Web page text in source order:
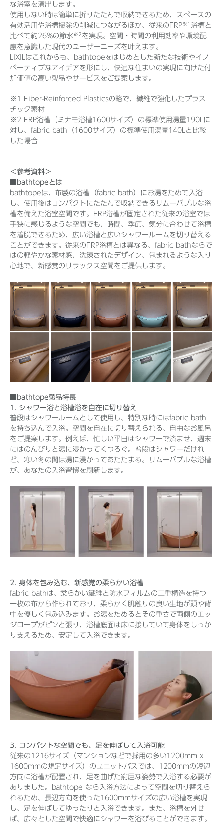
な浴室を演出します。
使用しない時は簡単に折りたたんで収納できるため、スペースの
有効活用や浴槽掃除の削減につながるほか、従来のFRP※1 浴槽と
比べて約26%の節水 ※2 を実現。空間・時間の利用効率や環境配
慮を意識した現代のユーザーニーズを叶えます。
LIXILはこれからも、bathtopeをはじめとした新たな技術やイノ
ベーティブなアイデアを形にし、快適な住まいの実現に向けた付
加価値の高い製品やサービスをご提案します。
※1 Fiber-Reinforced Plasticsの略で、繊維で強化したプラス
チック素材
※2 FRP浴槽（ミナモ浴槽1600サイズ）の標準使用湯量190Lに
対し、fabric bath（1600サイズ）の標準使用湯量140Lと比較
した場合
＜参考資料＞
■bathtopeとは
bathtopeは、布製の浴槽（fabric bath）にお湯をためて入浴
し、使用後はコンパクトにたたんで収納できるリムーバブルな浴
槽を備えた浴室空間です。FRP浴槽が固定された従来の浴室では
手狭に感じるような空間でも、時間、季節、気分に合わせて浴槽
を着脱できるため、広い浴槽と広いシャワールームを切り替える
ことができます。従来のFRP浴槽とは異なる、fabric bathならで
はの軽やかな素材感、洗練されたデザイン、包まれるような入り
心地で、新感覚のリラックス空間をご提供します。
■bathtope製品特長
1. シャワー浴と浴槽浴を自在に切り替え
普段はシャワールームとして使用し、特別な時にはfabric bath
を持ち込んで入浴。空間を自在に切り替えられる、自由なお風呂
をご提案します。例えば、忙しい平日はシャワーで済ませ、週末
にはのんびりと湯に浸かってくつろぐ。普段はシャワーだけれ
ど、寒い冬の間は湯に浸かってあたたまる。リムーバブルな浴槽
が、あなたの入浴習慣を刷新します。
2. 身体を包み込む、新感覚の柔らかい浴槽
fabric bathは、柔らかい繊維と防水フィルムの二重構造を持つ
一枚の布から作られており、柔らかく肌触りの良い生地が頭や背
中を優しく包み込みます。お湯をためるとその重さで両側のエッ
ジロープがピンと張り、浴槽底面は床に接していて身体をしっか
り支えるため、安定して入浴できます。
3. コンパクトな空間でも、足を伸ばして入浴可能
従来の1216サイズ（マンションなどで採用の多い1200mm x
1600mmの規定サイズ）のユニットバスでは、1200mmの短辺
方向に浴槽が配置され、足を曲げた窮屈な姿勢で入浴する必要が
ありました。bathtope なら入浴方法によって空間を切り替えら
れるため、長辺方向を使った1600mmサイズの広い浴槽を実現
し、足を伸ばしてゆったりと入浴できます。また、浴槽を外せ
ば、広々とした空間で快適にシャワーを浴びることができます。